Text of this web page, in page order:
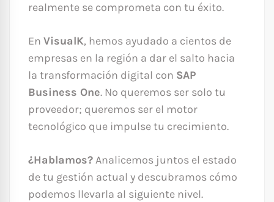
realmente se comprometa con tu éxito.
En VisualK, hemos ayudado a cientos de
empresas en la región a dar el salto hacia
la transformación digital con SAP
Business One. No queremos ser solo tu
proveedor; queremos ser el motor
tecnológico que impulse tu crecimiento.
¿Hablamos?Analicemos juntos el estado
de tu gestión actual y descubramos cómo
podemos llevarla al siguiente nivel.